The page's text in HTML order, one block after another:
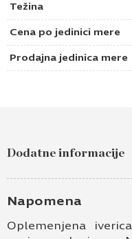
Težina
Cena po jedinici mere
Prodajna jedinica mere
Ime i prezime
Dodatne informacije
Napomena
Oplemenjena